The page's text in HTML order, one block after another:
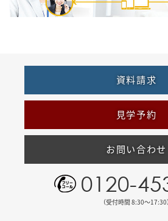
資料請求
見学予約
お問い合わせ
0120-
（受付時間 8:30〜17:30）